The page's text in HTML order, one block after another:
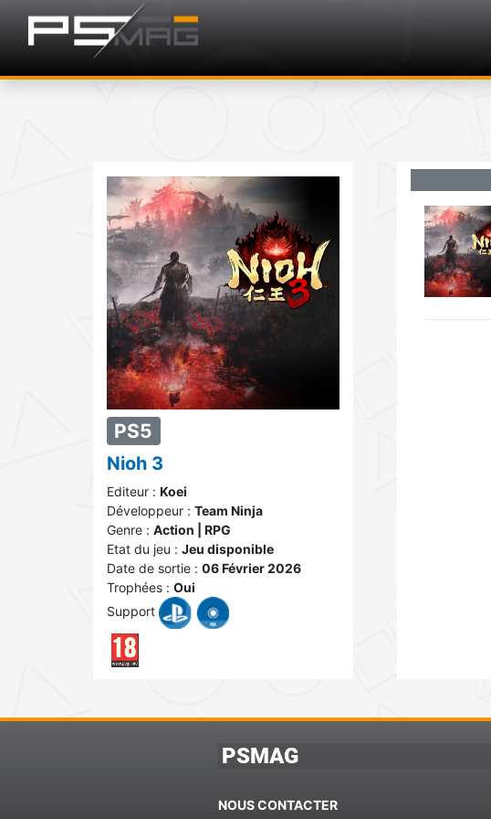
PS5
Nioh 3
Editeur : Koei
Développeur : Team Ninja
Genre : Action | RPG
Etat du jeu : Jeu disponible
Date de sortie : 06 Février 2026
Trophées : Oui
Support
PSMAG
NOUS CONTACTER